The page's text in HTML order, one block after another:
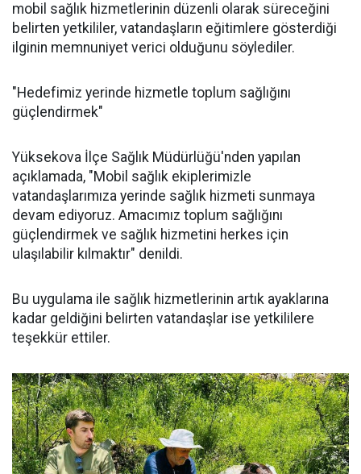
mobil sağlık hizmetlerinin düzenli olarak süreceğini
belirten yetkililer, vatandaşların eğitimlere gösterdiği
ilginin memnuniyet verici olduğunu söylediler.
"Hedefimiz yerinde hizmetle toplum sağlığını
güçlendirmek"
Yüksekova İlçe Sağlık Müdürlüğü'nden yapılan
açıklamada, "Mobil sağlık ekiplerimizle
vatandaşlarımıza yerinde sağlık hizmeti sunmaya
devam ediyoruz. Amacımız toplum sağlığını
güçlendirmek ve sağlık hizmetini herkes için
ulaşılabilir kılmaktır" denildi.
Bu uygulama ile sağlık hizmetlerinin artık ayaklarına
kadar geldiğini belirten vatandaşlar ise yetkililere
teşekkür ettiler.